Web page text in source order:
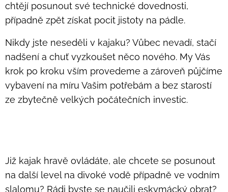
chtějí posunout své technické dovednosti,
případně zpět získat pocit jistoty na pádle.
Nikdy jste neseděli v kajaku? Vůbec nevadí, stačí
nadšení a chuť vyzkoušet něco nového. My Vás
krok po kroku vším provedeme a zároveň půjčíme
vybavení na míru Vašim potřebám a bez starostí
ze zbytečně velkých počátečních investic.
Již kajak hravě ovládáte, ale chcete se posunout
na další level na divoké vodě případně ve vodním
slalomu? Rádi byste se naučili eskymácký obrat?